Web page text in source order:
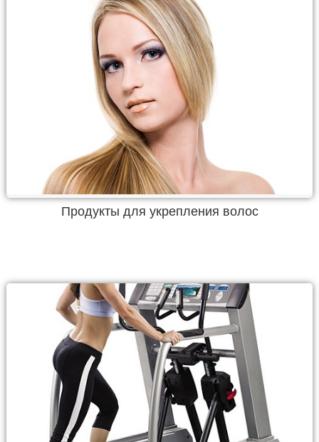
Продукты для укрепления волос